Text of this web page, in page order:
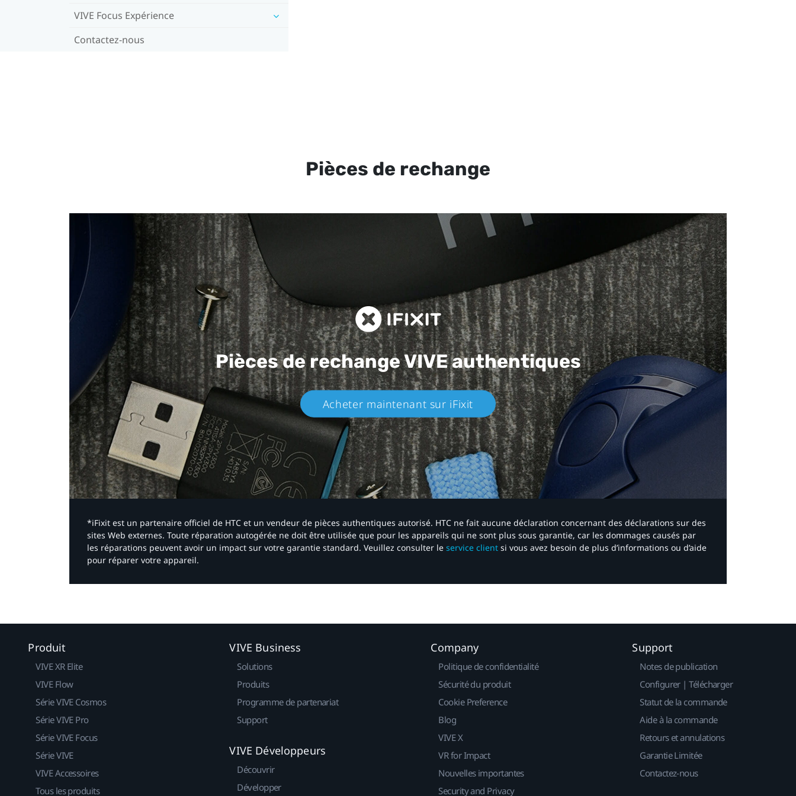
VIVE Focus Expérience
Contactez-nous
Pièces de rechange
Pièces de rechangeVIVE authentiques​
Acheter maintenant sur iFixit​
*iFixit est un partenaire officiel de HTC et un vendeur de pièces authentiques autorisé. HTC ne fait aucune déclaration concernant des déclarations sur des
sites Web externes. Toute réparation autogérée ne doit être utilisée que pour les appareils qui ne sont plus sous garantie, car les dommages causés par
les réparations peuvent avoir un impact sur votre garantie standard. Veuillez consulter le service client si vous avez besoin de plus d’informations ou d’aide
pour réparer votre appareil.​
Produit
VIVE XR Elite
VIVE Flow
Série VIVE Cosmos
Série VIVE Pro
Série VIVE Focus
Série VIVE
VIVE Accessoires
Tous les produits
VIVE Business
Solutions
Produits
Programme de partenariat
Support
VIVE Développeurs
Découvrir
Développer
Company
Politique de confidentialité
Sécurité du produit
Cookie Preference
Blog
VIVE X
VR for Impact
Nouvelles importantes
Security and Privacy
Support
Notes de publication
Configurer | Télécharger
Statut de la commande
Aide à la commande
Retours et annulations
Garantie Limitée
Contactez-nous